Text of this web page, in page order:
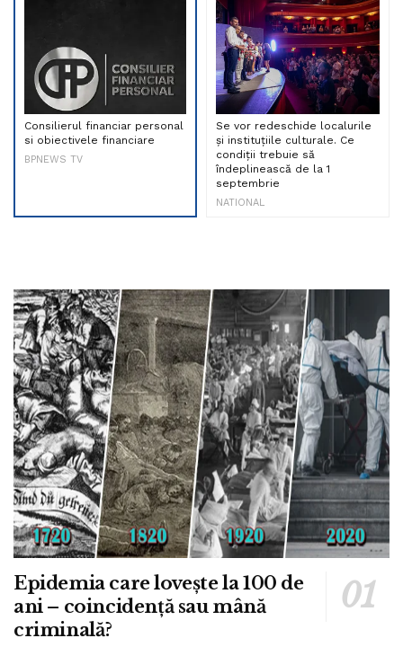
Consilierul financiar personal
si obiectivele financiare
BPNEWS TV
Se vor redeschide localurile
și instituțiile culturale. Ce
condiții trebuie să
îndeplinească de la 1
septembrie
NATIONAL
Epidemia care lovește la 100 de
ani – coincidență sau mână
criminală?